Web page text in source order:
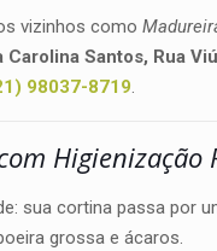
vizinhos como
Carolina Santos, Rua
98037-8719.
sua cortina passa por
grossa e ácaros.